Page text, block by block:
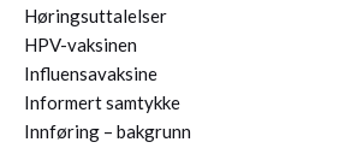
Høringsuttalelser
HPV-vaksinen
Influensavaksine
Informert samtykke
Innføring – bakgrunn